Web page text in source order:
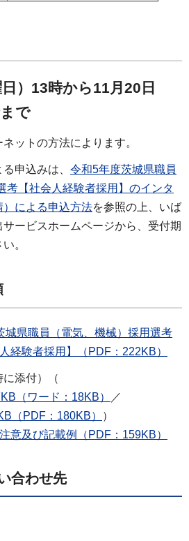
）13時から11月20日
で
ットの方法によります。
申込みは、 令和5年度茨城県職員
考【社会人経験者採用】のインタ
による申込方法を参照の上、いば
ービスホームページから、受付期
。
城県職員（電気、機械）採用選考
経験者採用】（PDF：222KB）
添付）（
（ワード：18KB）
／
（PDF：180KB）
）
意及び記載例（PDF：159KB）
合わせ先